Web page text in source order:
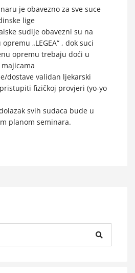
je obavezno za sve suce
lige
sudije obavezni su na
„LEGEA“ , dok suci
opremu trebaju doći u
dostave validan ljekarski
fizičkoj provjeri (yo-yo
svih sudaca bude u
planom seminara.